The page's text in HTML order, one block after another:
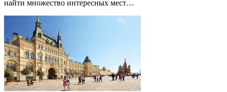
найти множество интересных мест…